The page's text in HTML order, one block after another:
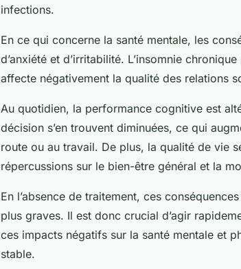
infections.
En ce qui concerne la santé mentale, les
d’anxiété et d’irritabilité. L’insomnie
affecte négativement la qualité des relations
Au quotidien, la performance cognitive est
décision s’en trouvent diminuées, ce qui
route ou au travail. De plus, la qualité de vie
répercussions sur le bien-être général et la
En l’absence de traitement, ces
plus graves. Il est donc crucial d’agir
ces impacts négatifs sur la santé mentale et
stable.